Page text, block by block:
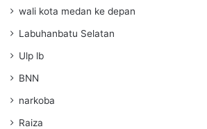
wali kota medan ke depan
Labuhanbatu Selatan
Ulp lb
BNN
narkoba
Raiza